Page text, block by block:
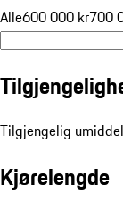
Alle600 000 kr700
Tilgjengelig
Kjørelengde